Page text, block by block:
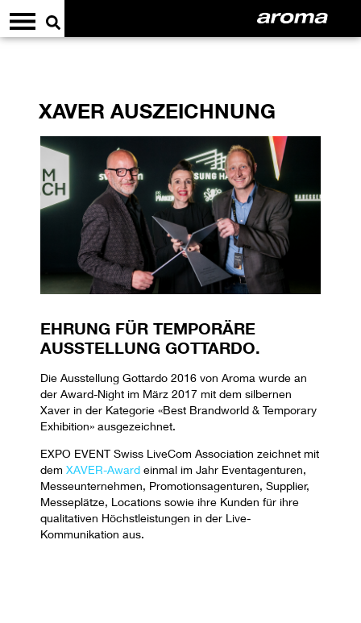
XAVER AUSZEICHNUNG
EHRUNG FÜR TEMPORÄRE
AUSSTELLUNG GOTTARDO.
Die Ausstellung Gottardo 2016 von Aroma wurde an
der Award-Night im März 2017 mit dem silbernen
Xaver in der Kategorie «Best Brandworld & Temporary
Exhibition» ausgezeichnet.
EXPO EVENT Swiss LiveCom Association zeichnet mit
dem XAVER-Award einmal im Jahr Eventagenturen,
Messeunternehmen, Promotionsagenturen, Supplier,
Messeplätze, Locations sowie ihre Kunden für ihre
qualitativen Höchstleistungen in der Live-
Kommunikation aus.